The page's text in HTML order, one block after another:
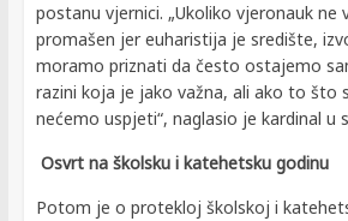
postanu vjernici. „Ukoliko vjeronauk ne
promašen jer euharistija je središte,
moramo priznati da često ostajemo
razini koja je jako važna, ali ako to što
nećemo uspjeti“, naglasio je kardinal u
Osvrt na školsku i katehetsku godinu
Potom je o protekloj školskoj i